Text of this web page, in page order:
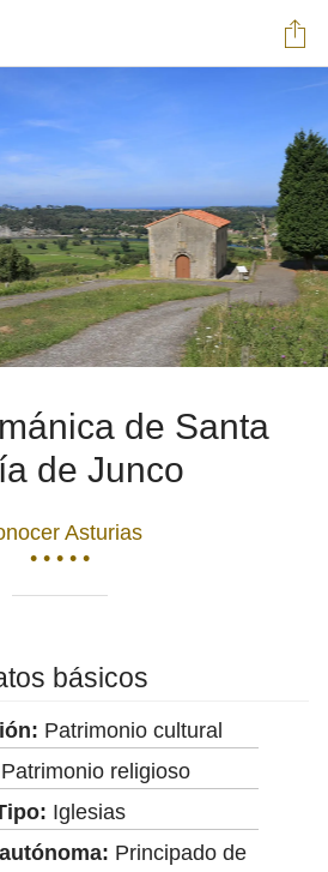
de Santa
de Junco
Asturias
• • • • •
básicos
Patrimonio cultural
Patrimonio religioso
Iglesias
Principado de